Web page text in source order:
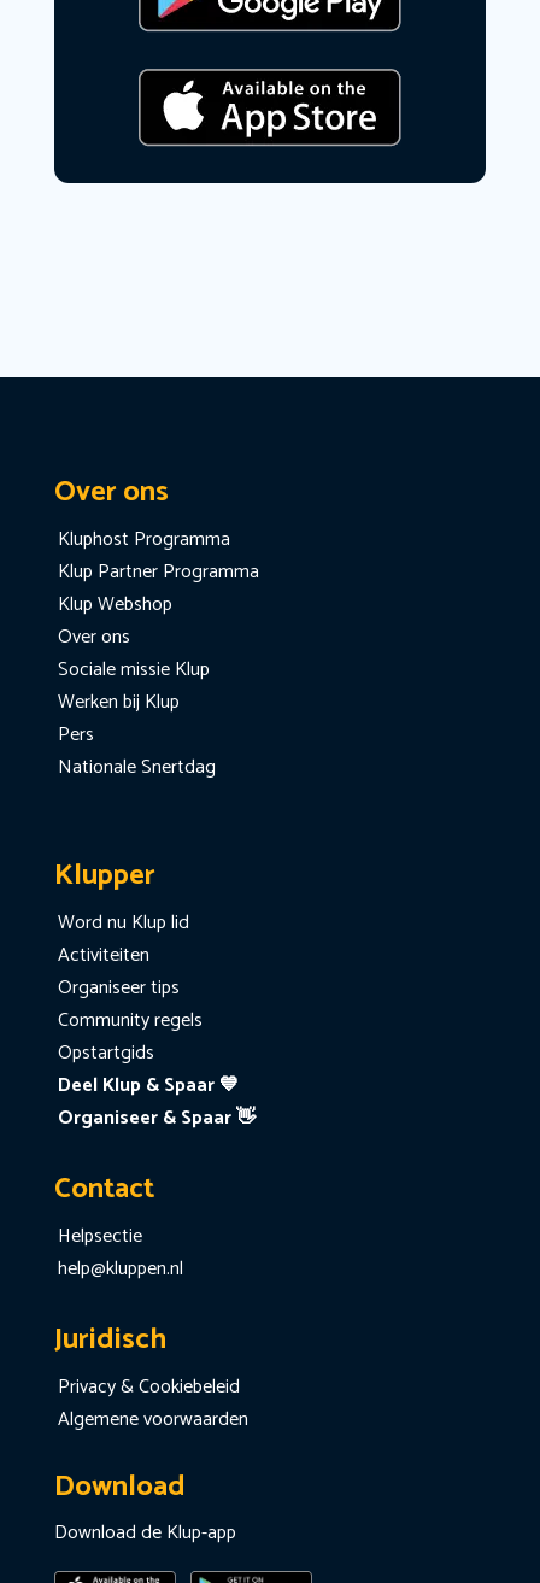
Over ons
Kluphost Programma
Klup Partner Programma
Klup Webshop
Over ons
Sociale missie Klup
Werken bij Klup
Pers
Nationale Snertdag
Klupper
Word nu Klup lid
Activiteiten
Organiseer tips
Community regels
Opstartgids
Deel Klup & Spaar 💙
Organiseer & Spaar 👋
Contact
Helpsectie
help@kluppen.nl
Juridisch
Privacy & Cookiebeleid
Algemene voorwaarden
Download
Download de Klup-app